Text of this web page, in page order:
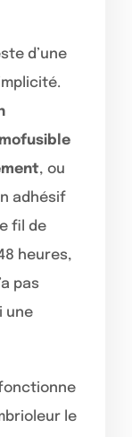
d’une
, ou
adhésif
fil de
heures,
pas
une
le